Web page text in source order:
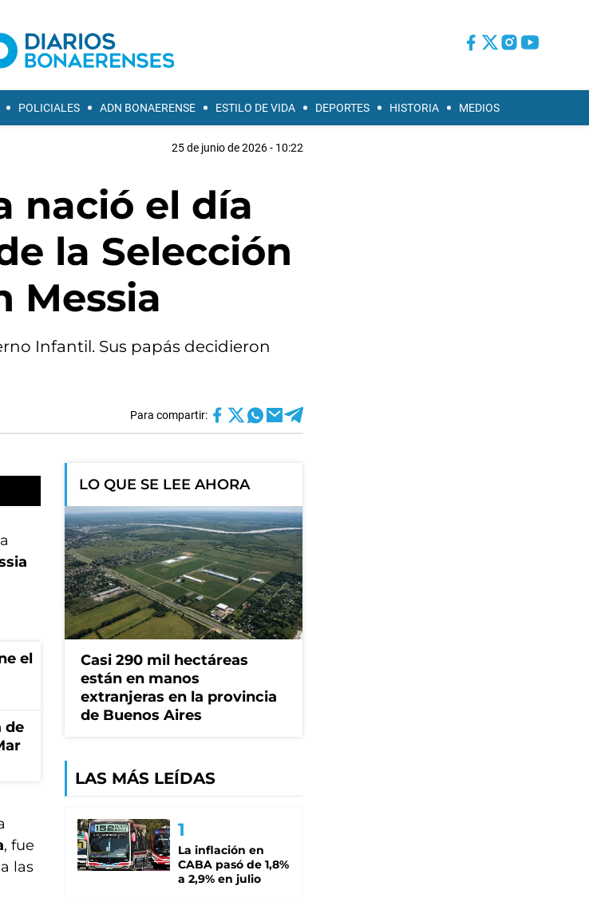
POLICIALES ADN BONAERENSE ESTILO DE VIDA DEPORTES HISTORIA MEDIOS
25 de junio de 2026 - 10:22
nació el día
la Selección
Messia
Infantil. Sus papás decidieron
Para compartir:
el
de
, fue
las
LO QUE SE LEE AHORA
Casi 290 mil hectáreas
están en manos
extranjeras en la provincia
de Buenos Aires
LAS MÁS LEÍDAS
La inflación en
CABA pasó de 1,8%
a 2,9% en julio